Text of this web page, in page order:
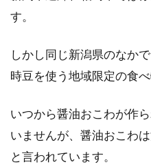
披露し
料理が存
すべての
す。
しかし同じ新潟県のなか
時豆を使う地域限定の食べ
いつから醤油おこわが作
いませんが、醤油おこわ
と言われています。